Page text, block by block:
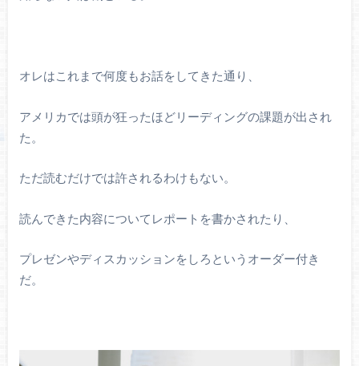
オレはこれまで何度もお話をしてきた通り、
アメリカでは頭が狂ったほどリーディングの課題が出され
た。
ただ読むだけでは許されるわけもない。
読んできた内容についてレポートを書かされたり、
プレゼンやディスカッションをしろというオーダー付き
だ。